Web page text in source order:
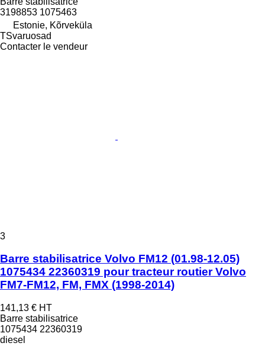
3198853 1075463
Estonie, Kõrveküla
TSvaruosad
Contacter le vendeur
3
Barre stabilisatrice Volvo FM12 (01.98-12.05)
1075434 22360319 pour tracteur routier Volvo
FM7-FM12, FM, FMX (1998-2014)
141,13 € HT
Barre stabilisatrice
1075434 22360319
diesel